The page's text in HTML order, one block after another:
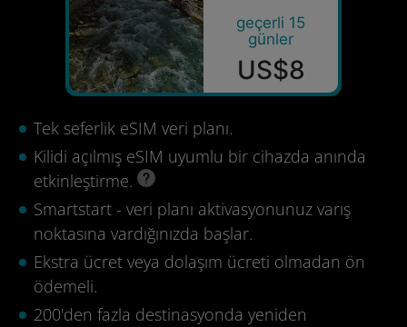
geçerli 15
günler
US$8
Tek seferlik eSIM veri planı.
Kilidi açılmış eSIM uyumlu bir cihazda anında
etkinleştirme.
Smartstart - veri planı aktivasyonunuz varış
noktasına vardığınızda başlar.
Ekstra ücret veya dolaşım ücreti olmadan ön
ödemeli.
200'den fazla destinasyonda yeniden